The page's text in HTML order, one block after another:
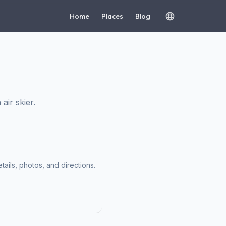
Home Places Blog
skier.
photos, and directions.